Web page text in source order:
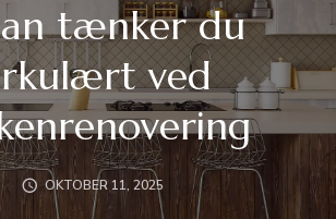
tænker du
ved
OKTOBER 11, 2025